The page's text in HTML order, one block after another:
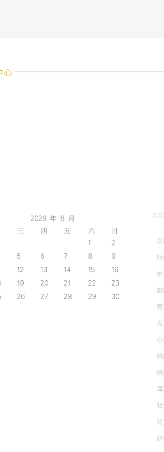
心
2026 年 8 月
三 四 五 六 日
1
2
5 6 7 8
9
12 13 14 15
16
19 20 21 22
23
26 27 28 29
30
常
實
溝